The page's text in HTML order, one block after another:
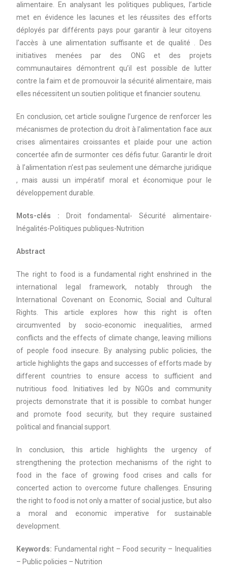
alimentaire. En analysant les politiques publiques, l’article
met en évidence les lacunes et les réussites des efforts
déployés par différents pays pour garantir à leur citoyens
l’accès à une alimentation suffisante et de qualité . Des
initiatives menées par des ONG et des projets
communautaires démontrent qu’il est possible de lutter
contre la faim et de promouvoir la sécurité alimentaire, mais
elles nécessitent un soutien politique et financier soutenu.
En conclusion, cet article souligne l’urgence de renforcer les
mécanismes de protection du droit à l’alimentation face aux
crises alimentaires croissantes et plaide pour une action
concertée afin de surmonter ces défis futur. Garantir le droit
à l’alimentation n’est pas seulement une démarche juridique
, mais aussi un impératif moral et économique pour le
développement durable.
Mots-clés : Droit fondamental- Sécurité alimentaire-
Inégalités-Politiques publiques-Nutrition
Abstract
The right to food is a fundamental right enshrined in the
international legal framework, notably through the
International Covenant on Economic, Social and Cultural
Rights. This article explores how this right is often
circumvented by socio-economic inequalities, armed
conflicts and the effects of climate change, leaving millions
of people food insecure. By analysing public policies, the
article highlights the gaps and successes of efforts made by
different countries to ensure access to sufficient and
nutritious food. Initiatives led by NGOs and community
projects demonstrate that it is possible to combat hunger
and promote food security, but they require sustained
political and financial support.
In conclusion, this article highlights the urgency of
strengthening the protection mechanisms of the right to
food in the face of growing food crises and calls for
concerted action to overcome future challenges. Ensuring
the right to food is not only a matter of social justice, but also
a moral and economic imperative for sustainable
development.
Keywords: Fundamental right – Food security – Inequalities
– Public policies – Nutrition